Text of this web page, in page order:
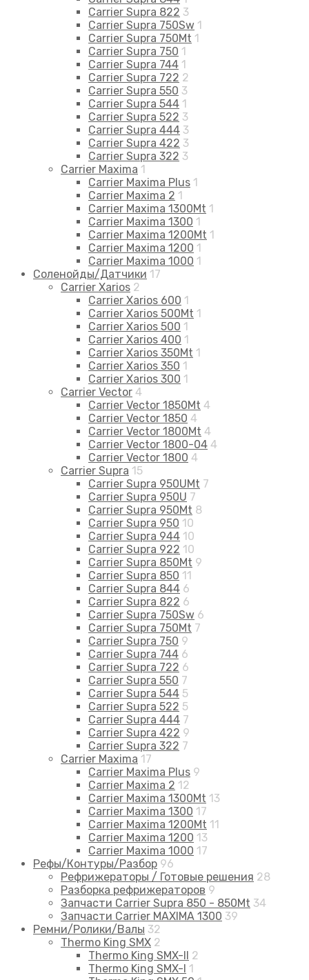
Carrier Supra 822 3
Carrier Supra 750Sw 1
Carrier Supra 750Mt 1
Carrier Supra 750 1
Carrier Supra 744 1
Carrier Supra 722 2
Carrier Supra 550 3
Carrier Supra 544 1
Carrier Supra 522 3
Carrier Supra 444 3
Carrier Supra 422 3
Carrier Supra 322 3
Carrier Maxima 1
Carrier Maxima Plus 1
Carrier Maxima 2 1
Carrier Maxima 1300Mt 1
Carrier Maxima 1300 1
Carrier Maxima 1200Mt 1
Carrier Maxima 1200 1
Carrier Maxima 1000 1
Соленойды/Датчики 17
Carrier Xarios 2
Carrier Xarios 600 1
Carrier Xarios 500Mt 1
Carrier Xarios 500 1
Carrier Xarios 400 1
Carrier Xarios 350Mt 1
Carrier Xarios 350 1
Carrier Xarios 300 1
Carrier Vector 4
Carrier Vector 1850Mt 4
Carrier Vector 1850 4
Carrier Vector 1800Mt 4
Carrier Vector 1800-04 4
Carrier Vector 1800 4
Carrier Supra 15
Carrier Supra 950UMt 7
Carrier Supra 950U 7
Carrier Supra 950Mt 8
Carrier Supra 950 10
Carrier Supra 944 10
Carrier Supra 922 10
Carrier Supra 850Mt 9
Carrier Supra 850 11
Carrier Supra 844 6
Carrier Supra 822 6
Carrier Supra 750Sw 6
Carrier Supra 750Mt 7
Carrier Supra 750 9
Carrier Supra 744 6
Carrier Supra 722 6
Carrier Supra 550 7
Carrier Supra 544 5
Carrier Supra 522 5
Carrier Supra 444 7
Carrier Supra 422 9
Carrier Supra 322 7
Carrier Maxima 17
Carrier Maxima Plus 9
Carrier Maxima 2 12
Carrier Maxima 1300Mt 13
Carrier Maxima 1300 17
Carrier Maxima 1200Mt 11
Carrier Maxima 1200 13
Carrier Maxima 1000 17
Рефы/Контуры/Разбор 96
Рефрижераторы / Готовые решения 28
Разборка рефрижераторов 9
Запчасти Carrier Supra 850 - 850Mt 34
Запчасти Carrier MAXIMA 1300 39
Ремни/Ролики/Валы 32
Thermo King SMX 2
Thermo King SMX-II 2
Thermo King SMX-I 1